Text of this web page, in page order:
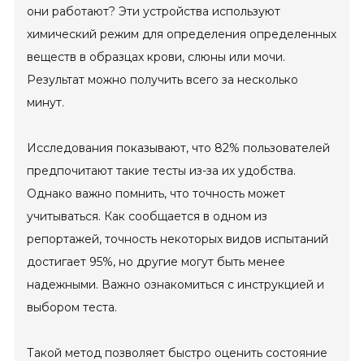
они работают? Эти устройства используют
химический режим для определения определенных
веществ в образцах крови, слюны или мочи.
Результат можно получить всего за несколько
минут.
Исследования показывают, что 82% пользователей
предпочитают такие тесты из-за их удобства.
Однако важно помнить, что точность может
учитываться. Как сообщается в одном из
репортажей, точность некоторых видов испытаний
достигает 95%, но другие могут быть менее
надежными. Важно ознакомиться с инструкцией и
выбором теста.
Такой метод позволяет быстро оценить состояние